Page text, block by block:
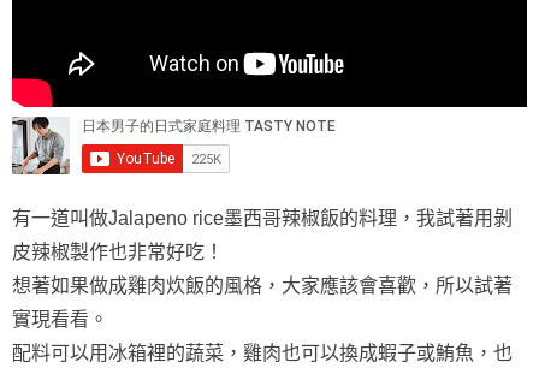
有一道叫做Jalapeno rice墨西哥辣椒飯的料理，我試著用剝
皮辣椒製作也非常好吃！
想著如果做成雞肉炊飯的風格，大家應該會喜歡，所以試著
實現看看。
配料可以用冰箱裡的蔬菜，雞肉也可以換成蝦子或鮪魚，也